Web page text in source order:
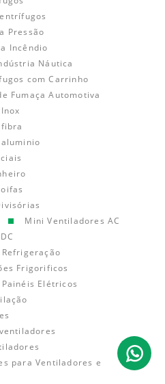
Pressão
Incêndio
Náutica
com Carrinho
Fumaça Automotiva
Mini Ventiladores AC
Frigorificos
Elétricos
para Ventiladores e